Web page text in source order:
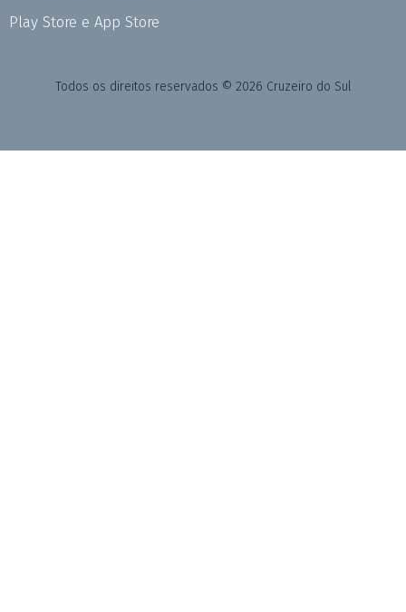
Play Store e App Store
Todos os direitos reservados © 2026 Cruzeiro do Sul